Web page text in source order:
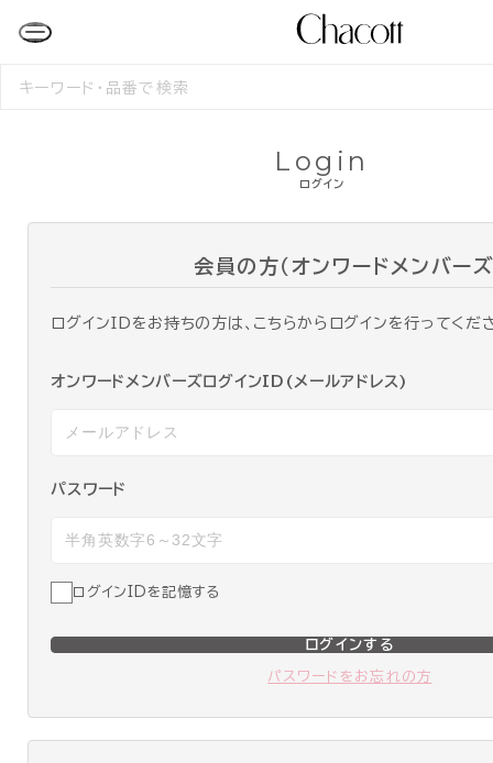
検
ログイン
Login
会員の方（オンワードメンバーズ
ログインIDをお持ちの方は、こちらからログインを行ってくだ
オンワードメンバーズログインID(メールアドレス)
パスワード
ログインIDを記憶する
ログインする
パスワードをお忘れの方